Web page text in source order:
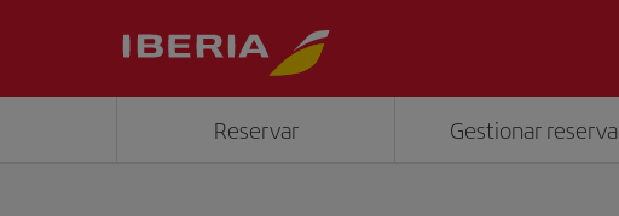
Reservar Gestionar reserva